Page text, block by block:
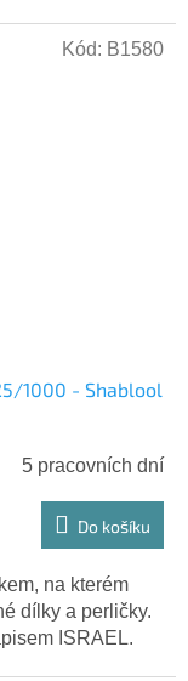
1000 - Shablool
5 pracovních dní
Do košíku
na kterém
dílky a perličky.
ISRAEL.
Kód: B1580